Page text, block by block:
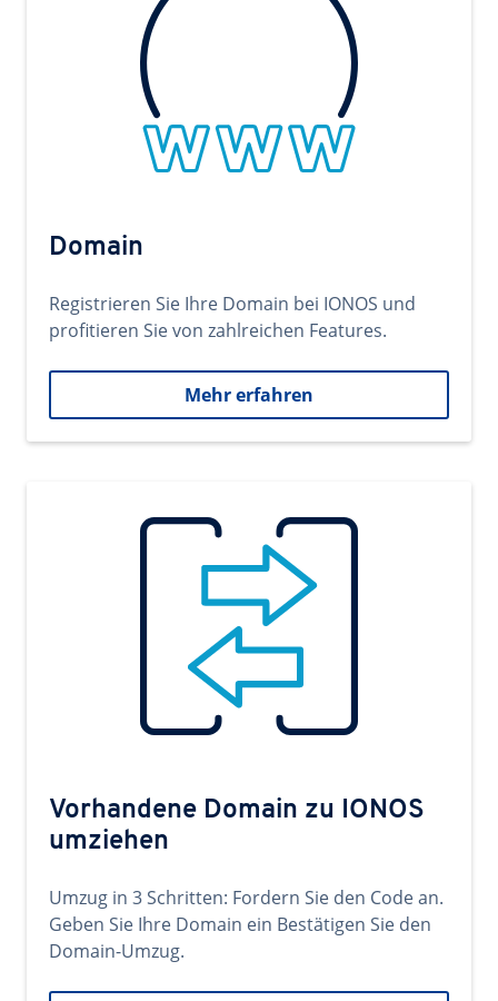
Domain
Registrieren Sie Ihre Domain bei IONOS und
profitieren Sie von zahlreichen Features.
Mehr erfahren
Vorhandene Domain zu IONOS
umziehen
Umzug in 3 Schritten: Fordern Sie den Code an.
Geben Sie Ihre Domain ein Bestätigen Sie den
Domain-Umzug.